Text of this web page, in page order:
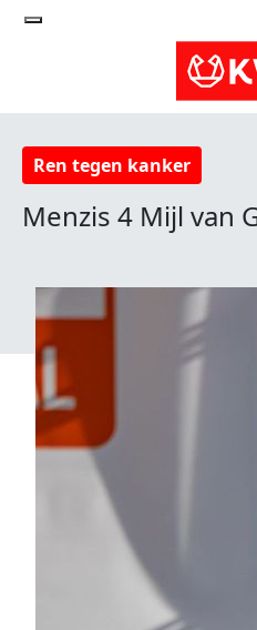
Ren tegen kanker
Menzis 4 Mijl van